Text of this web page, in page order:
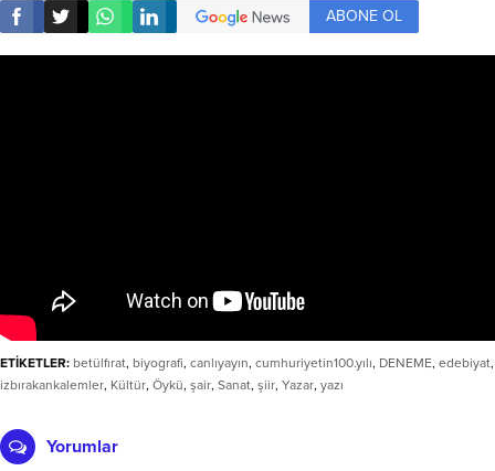
ABONE OL
ETİKETLER: betülfırat, biyografi, canlıyayın, cumhuriyetin100.yılı, DENEME, edebiyat,
izbırakankalemler, Kültür, Öykü, şair, Sanat, şiir, Yazar, yazı
Yorumlar